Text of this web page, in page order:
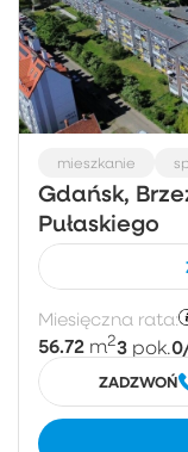
mieszkanie
Gdańsk,
Pułaskiego
Miesięczna rata:
56.72 m23 pok.
ZADZWOŃ